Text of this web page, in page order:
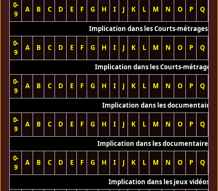
0-
9
A B C D E F G H I J K L M N O P Q
Implication dans les Courts-métrages
0-
9
A B C D E F G H I J K L M N O P Q
Implication dans les Courts-métrages
0-
9
A B C D E F G H I J K L M N O P Q
Implication dans les documentaires
0-
9
A B C D E F G H I J K L M N O P Q
Implication dans les documentaires
0-
9
A B C D E F G H I J K L M N O P Q
Implication dans les jeux vidéos